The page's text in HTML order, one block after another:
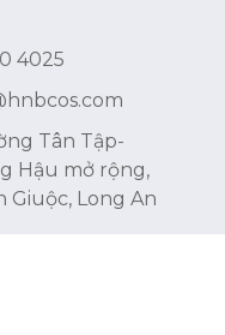
4025
Tân Tập-
Hậu mở rộng,
Giuộc, Long An